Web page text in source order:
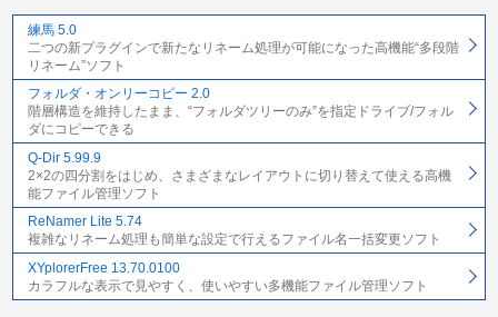
練馬 5.0
二つの新プラグインで新たなリネーム処理が可能になった高機能“多段階
リネーム”ソフト
フォルダ・オンリーコピー 2.0
階層構造を維持したまま、“フォルダツリーのみ”を指定ドライブ/フォル
ダにコピーできる
Q-Dir 5.99.9
2×2の四分割をはじめ、さまざまなレイアウトに切り替えて使える高機
能ファイル管理ソフト
ReNamer Lite 5.74
複雑なリネーム処理も簡単な設定で行えるファイル名一括変更ソフト
XYplorerFree 13.70.0100
カラフルな表示で見やすく、使いやすい多機能ファイル管理ソフト